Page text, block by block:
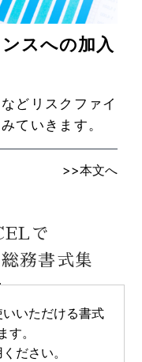
スへの加入
どリスクファイ
ていきます。
>>本文へ
で
務書式集
いただける書式
す。
ださい。